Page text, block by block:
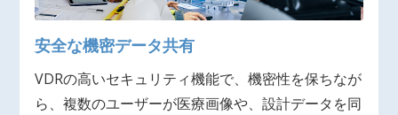
安全な機密データ共有
VDRの高いセキュリティ機能で、機密性を保ちなが
ら、複数のユーザーが医療画像や、設計データを同